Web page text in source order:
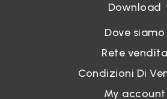
Recupera password
Download
Dove siamo
Rete vendita
Condizioni Di
My account